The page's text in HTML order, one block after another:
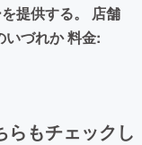
提供する。 店舗
づれか 料金:
らもチェックし